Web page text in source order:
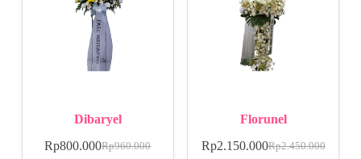
Dibaryel
Rp960.000
Rp800.000
Florunel
Rp2.450.000
Rp2.150.000